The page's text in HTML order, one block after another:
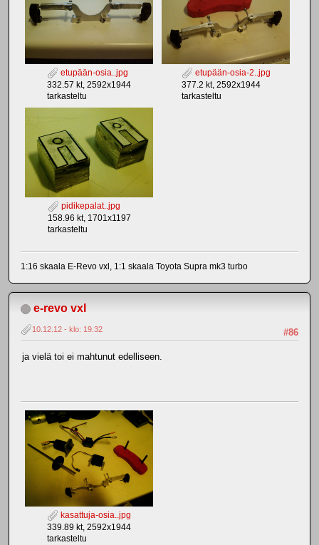
etupään-osia..jpg
332.57 kt, 2592x1944
tarkasteltu
etupään-osia-2..jpg
377.2 kt, 2592x1944
tarkasteltu
pidikepalat..jpg
158.96 kt, 1701x1197
tarkasteltu
1:16 skaala E-Revo vxl, 1:1 skaala Toyota Supra mk3 turbo
e-revo vxl
#86
10.12.12 - klo: 19.32
ja vielä toi ei mahtunut edelliseen.
kasattuja-osia..jpg
339.89 kt, 2592x1944
tarkasteltu